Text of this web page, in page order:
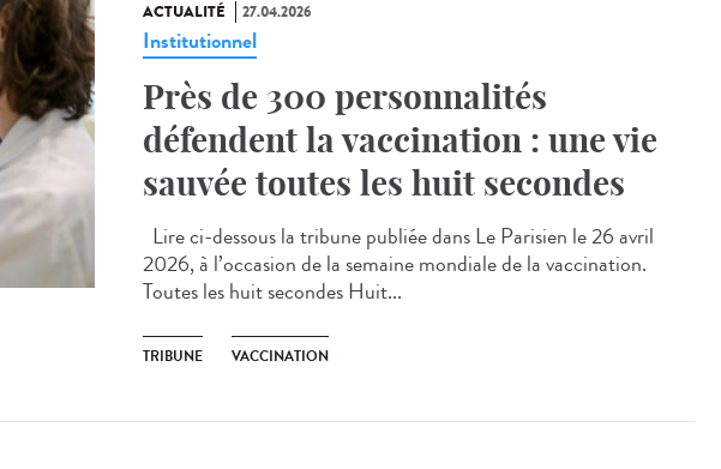
ACTUALITÉ 27.04.2026
Institutionnel
Près de 300 personnalités
défendent la vaccination : une vie
sauvée toutes les huit secondes
Lire ci-dessous la tribune publiée dans Le Parisien le 26 avril
2026, à l’occasion de la semaine mondiale de la vaccination.
Toutes les huit secondes Huit...
TRIBUNE VACCINATION